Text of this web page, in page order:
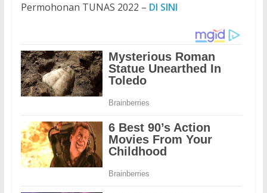
Permohonan TUNAS 2022 – DI SINI